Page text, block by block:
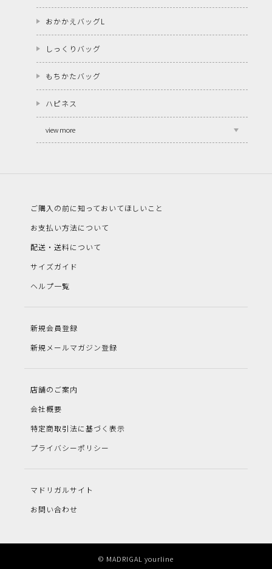
おかかえバッグL
しっくりバッグ
もちかたバッグ
ハピネス
view more
ご購入の前に知っておいてほしいこと
お支払い方法について
配送・送料について
サイズガイド
ヘルプ一覧
新規会員登録
新規メールマガジン登録
店舗のご案内
会社概要
特定商取引法に基づく表示
プライバシーポリシー
マドリガルサイト
お問い合わせ
© MADRIGAL yourline